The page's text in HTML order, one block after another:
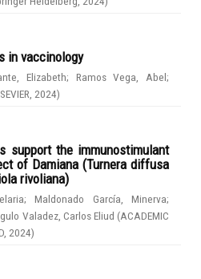
in vaccinology
Elizabeth; Ramos Vega, Abel;
2024)
support the immunostimulant
of Damiana (Turnera diffusa
rivoliana)
;Maldonado García, Minerva;
Valadez, Carlos Eliud (ACADEMIC
2024)